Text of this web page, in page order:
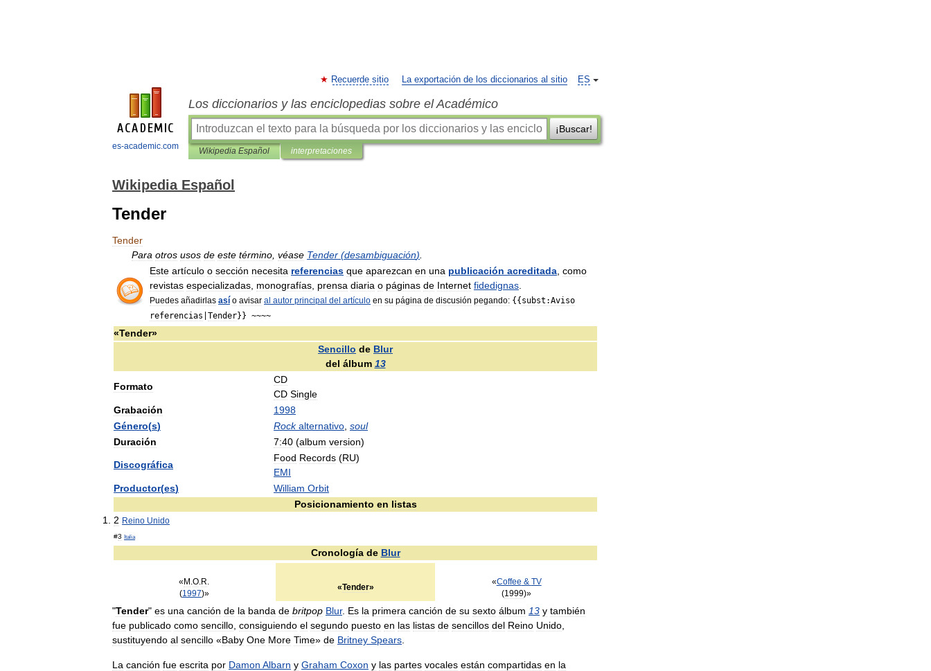
es-academic.com
ES
Recuerde sitio La exportación de los diccionarios al sitio
Los diccionarios y las enciclopedias sobre el Académico
¡Buscar!
Wikipedia Español interpretaciones
Wikipedia Español
Tender
Tender
Para otros usos de este término véase Tender (desambiguación)
Este artículo o sección necesita referencias que aparezcan en una publicación acreditada como
revistas especializadas monografías prensa diaria o páginas de Internet fidedignas
Puedes añadirlas así o avisar al autor principal del artículo en su página de discusión pegando: {{ subst:Aviso
referencias Tender}} ~~~~
«Tender»
Sencillo de Blur
del álbum 13
Formato
CD
CD Single
Grabación
1998
Género(s) Rock alternativo soul
Duración
7:40 (album version)
Discográfica
Food Records (RU)
EMI
Productor(es) William Orbit
Posicionamiento en listas
2 Reino Unido
#3 Italia
Cronología de Blur
« M .O.R.
(1997)»
«Tender»
«Coffee & TV
(1999)»
"Tender" es una canción de la banda de britpop Blur. Es la primera canción de su sexto álbum 13 y también
fue publicado como sencillo consiguiendo el segundo puesto en las listas de sencillos del Reino Unido
sustituyendo al sencillo «Baby One More Time» de Britney Spears
La canción fue escrita por Damon Albarn y Graham Coxon y las partes vocales están compartidas en la